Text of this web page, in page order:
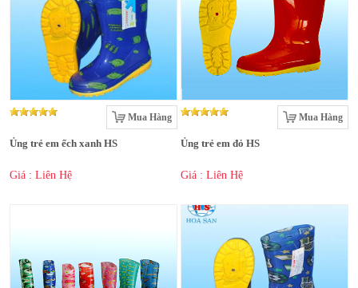
Mua Hàng
Ủng trẻ em ếch xanh HS
Giá : Liên Hệ
Mua Hàng
Ủng trẻ em đỏ HS
Giá : Liên Hệ